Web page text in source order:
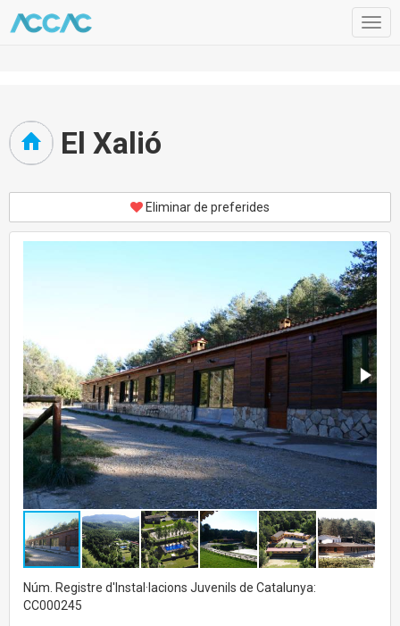
El Xalió
Eliminar de preferides
Núm. Registre d'Instal·lacions Juvenils de Catalunya:
CC000245